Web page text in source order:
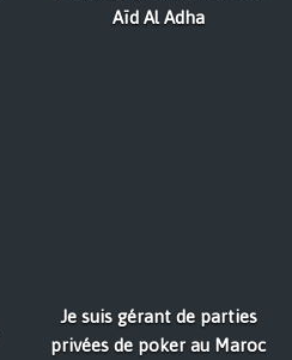
Aïd Al Adha
Je suis gérant de parties
privées de poker au Maroc